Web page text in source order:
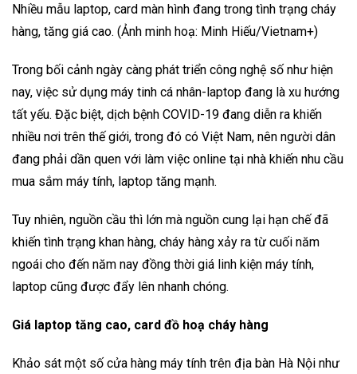
Nhiều mẫu laptop, card màn hình đang trong tình trạng cháy
hàng, tăng giá cao. (Ảnh minh hoạ: Minh Hiếu/Vietnam+)
Trong bối cảnh ngày càng phát triển công nghệ số như hiện
nay, việc sử dụng máy tinh cá nhân-laptop đang là xu hướng
tất yếu. Đặc biệt, dịch bệnh COVID-19 đang diễn ra khiến
nhiều nơi trên thế giới, trong đó có Việt Nam, nên người dân
đang phải dần quen với làm việc online tại nhà khiến nhu cầu
mua sắm máy tính, laptop tăng mạnh.
Tuy nhiên, nguồn cầu thì lớn mà nguồn cung lại hạn chế đã
khiến tình trạng khan hàng, cháy hàng xảy ra từ cuối năm
ngoái cho đến năm nay đồng thời giá linh kiện máy tính,
laptop cũng được đẩy lên nhanh chóng.
Giá laptop tăng cao, card đồ hoạ cháy hàng
Khảo sát một số cửa hàng máy tính trên địa bàn Hà Nội như